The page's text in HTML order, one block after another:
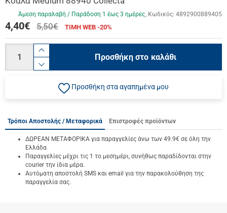
Άμεση παραλαβή / Παράδoση 1 έως 3 ημέρες Κωδικός: 4892900889405
4,40€ 5,50€ ΤΙΜΗ WEB -20%
product.increase.quantity
product.decrease.quantity
Προσθήκη στο καλάθι
Προσθήκη στα αγαπημένα μου
Τρόποι Αποστολής / Μεταφορικά Επιστροφές προϊόντων
ΔΩΡΕΑΝ ΜΕΤΑΦΟΡΙΚΑ για παραγγελίες άνω των 49.9€ σε όλη την
Ελλάδα
Παραγγελίες μέχρι τις 1 το μεσημέρι, συνήθως παραδίδονται στην
courier την ίδια μέρα.
Αυτόματη αποστολή SMS και email για την παρακολούθηση της
παραγγελία σας.